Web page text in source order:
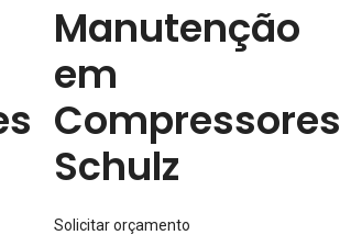
Manutenção
em
Compressores
Schulz
Solicitar orçamento